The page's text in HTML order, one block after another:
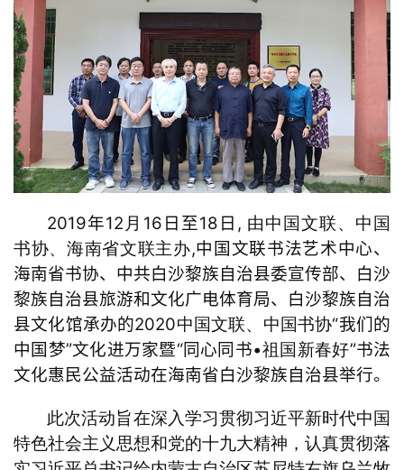
艺
坛
快
讯
书
法
征
学
术
研
究
法
赏
2019年12 月 16日至18日, 由中国文联、中国
书协、海南省文联主办,中国文联书法艺术中心、
海南省书协、中共白沙黎族自治县委宣传部、白沙
黎族自治县旅游和文化广电体育局、白沙黎族自治
县文化馆承办的2020中国文联、中国书协“我们的
中国梦”文化进万家暨“同心同书•祖国新春好”书法
文化惠民公益活动在海南省白沙黎族自治县举行。
此次活动旨在深入学习贯彻习近平新时代中国
特色社会主义思想和党的十九大精神，认真贯彻落